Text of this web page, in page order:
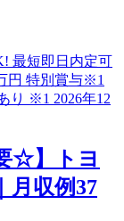
☆】トヨ
月収例37